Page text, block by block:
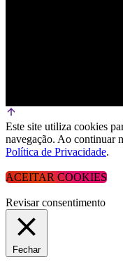
Este site utiliza cookies
navegação. Ao continuar
Política de Privacidade.
ACEITAR COOKIES
Revisar consentimento
Fechar